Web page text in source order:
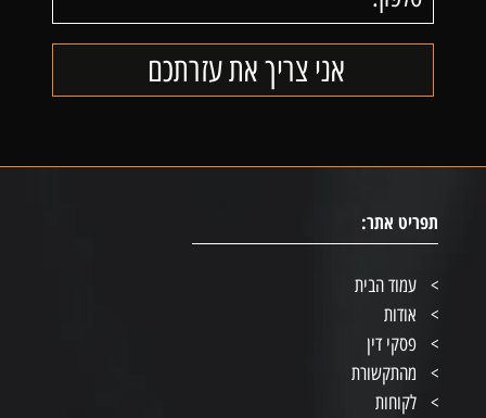
תפריט אתר:
עמוד הבית
אודות
פסקי דין
מהתקשורת
לקוחות